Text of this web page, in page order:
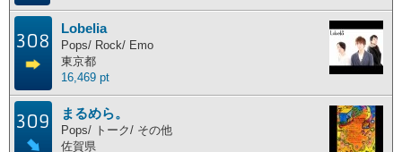
308
Lobelia
Pops/ Rock/ Emo
東京都
16,469 pt
309 まるめら。
Pops/ トーク/ その他
佐賀県